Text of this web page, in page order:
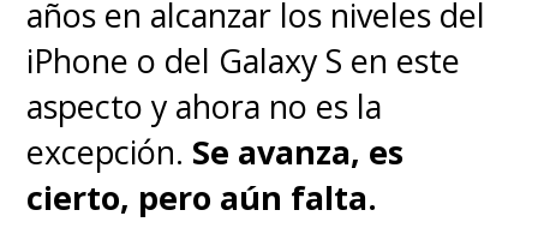
Donde no hay tanta solidez es
en los efectos digitales de
ciertas escenas, notable
abandono de deberes en una
años en alcanzar los niveles del
iPhone o del Galaxy S en este
aspecto y ahora no es la
excepción. Se avanza, es
cierto, pero aún falta.